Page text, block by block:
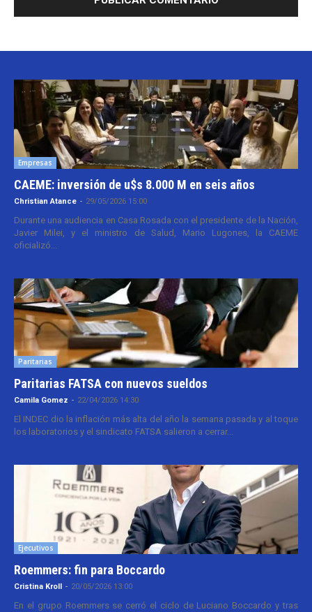
Empresas
CAEME: inversión de u$s 8.000 M en seis años
Christian Atance - 29/05/2026 15:00
Durante una audiencia en Casa Rosada con el presidente de la Nación,
Javier Milei, y el ministro de Salud, Mario Lugones, la CAEME
oficializó...
Paritarias
Paritarias FATSA con nuevos sueldos
Camila Gomez - 22/04/2026 14:30
El INDEC dio la inflación más alta del año la semana pasada y al toque
los laboratorios y el sindicato FATSA salieron a cerrar...
Ejecutivos
Roemmers: fin para Boccardo
Cristina Kroll - 20/05/2026 13:00
En el grupo Roemmers se cerró el ciclo de Luciano Boccardo y tras